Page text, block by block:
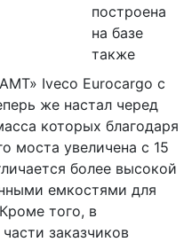
построена
на базе
также
Iveco Eurocargo с
же настал черед
которых благодаря
моста увеличена с 15
более высокой
емкостями для
того, в
заказчиков